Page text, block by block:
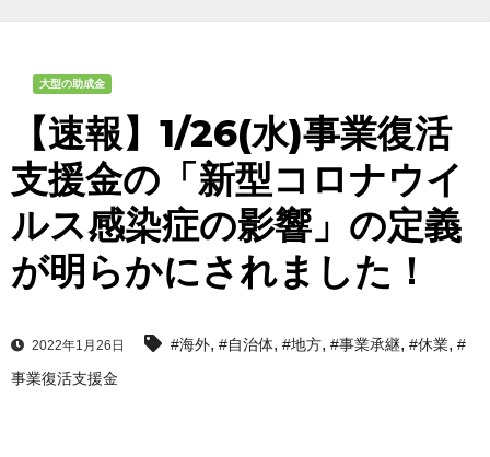
大型の助成金
【速報】1/26(水)事業復活
支援金の「新型コロナウイ
ルス感染症の影響」の定義
が明らかにされました！
2022年1月26日 #海外, #自治体, #地方, #事業承継, #休業, #
事業復活支援金